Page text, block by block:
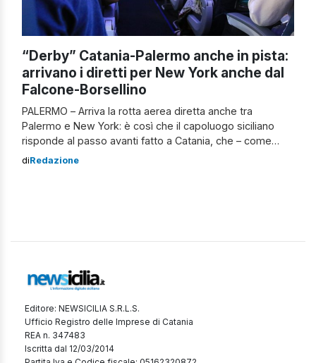
“Derby” Catania-Palermo anche in pista:
arrivano i diretti per New York anche dal
Falcone-Borsellino
PALERMO – Arriva la rotta aerea diretta anche tra
Palermo e New York: è così che il capoluogo siciliano
risponde al passo avanti fatto a Catania, che – come
annunciato nelle scorse settimane – da maggio 2025
diRedazione
Editore: NEWSICILIA S.R.L.S.
Ufficio Registro delle Imprese di Catania
REA n. 347483
Iscritta dal 12/03/2014